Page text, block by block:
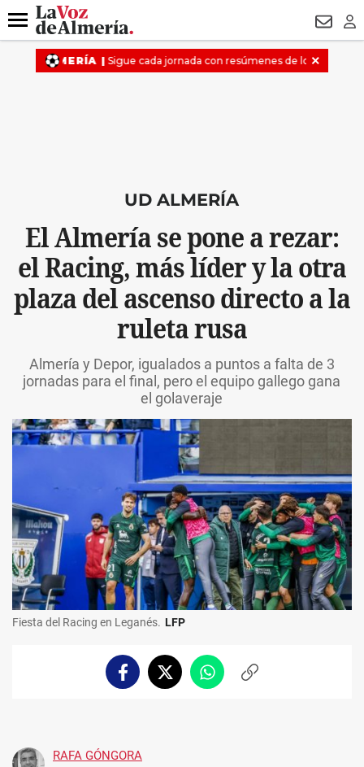
DESTACADO
Menú
UD ALMERÍA
El Almería se pone a rezar:
el Racing, más líder y la otra
plaza del ascenso directo a la
ruleta rusa
Almería y Depor, igualados a puntos a falta de 3
jornadas para el final, pero el equipo gallego gana
el golaveraje
Fiesta del Racing en Leganés. LFP
FacebookTwitterWhatsappCopiar
RAFA GÓNGORA